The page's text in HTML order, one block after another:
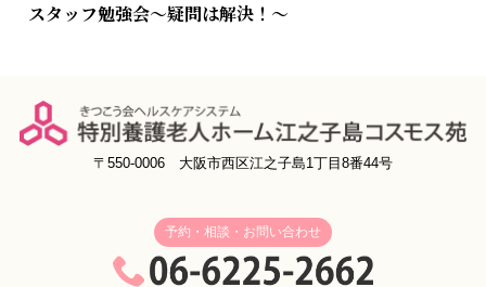
スタッフ勉強会～疑問は解決！～
〒550-0006 大阪市西区江之子島1丁目8番44号
予約・相談・お問い合わせ